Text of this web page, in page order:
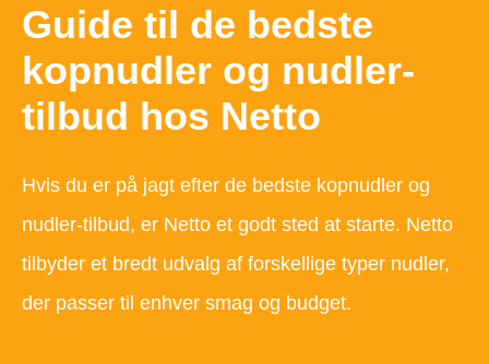
Guide til de bedste
kopnudler og nudler-
tilbud hos Netto
Hvis du er på jagt efter de bedste kopnudler og
nudler-tilbud, er Netto et godt sted at starte. Netto
tilbyder et bredt udvalg af forskellige typer nudler,
der passer til enhver smag og budget.